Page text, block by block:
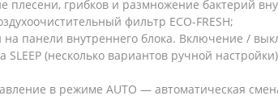
плесени, грибков и размножение бактерий
фильтр ЕСО-FRESH;
на панели внутреннего блока. Включение /
SLЕЕР (несколько вариантов ручной настройки)
в режиме AUTO — автоматическая